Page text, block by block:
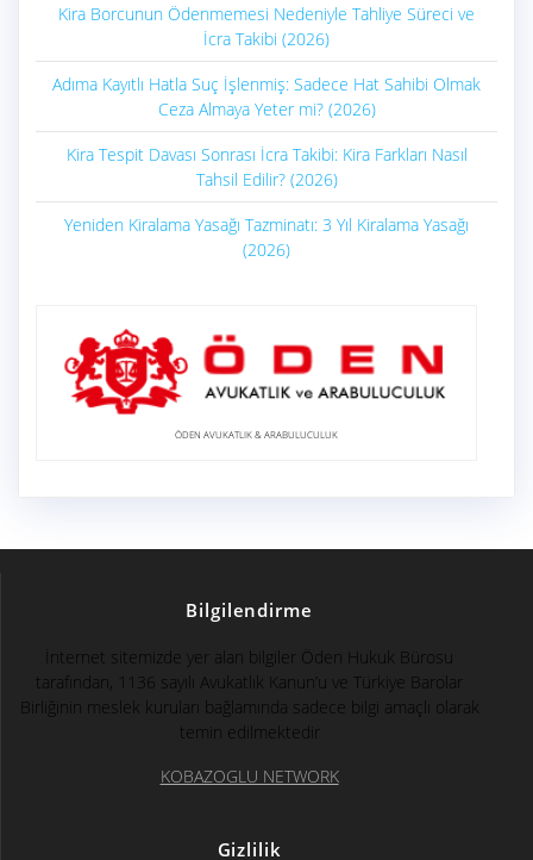
Kira Borcunun Ödenmemesi Nedeniyle Tahliye Süreci ve
İcra Takibi (2026)
Adıma Kayıtlı Hatla Suç İşlenmiş: Sadece Hat Sahibi Olmak
Ceza Almaya Yeter mi? (2026)
Kira Tespit Davası Sonrası İcra Takibi: Kira Farkları Nasıl
Tahsil Edilir? (2026)
Yeniden Kiralama Yasağı Tazminatı: 3 Yıl Kiralama Yasağı
(2026)
ÖDEN AVUKATLIK & ARABULUCULUK
Bilgilendirme
İnternet sitemizde yer alan bilgiler Öden Hukuk Bürosu
tarafından, 1136 sayılı Avukatlık Kanun’u ve Türkiye Barolar
Birliğinin meslek kuruları bağlamında sadece bilgi amaçlı olarak
temin edilmektedir
KOBAZOGLU NETWORK
Gizlilik